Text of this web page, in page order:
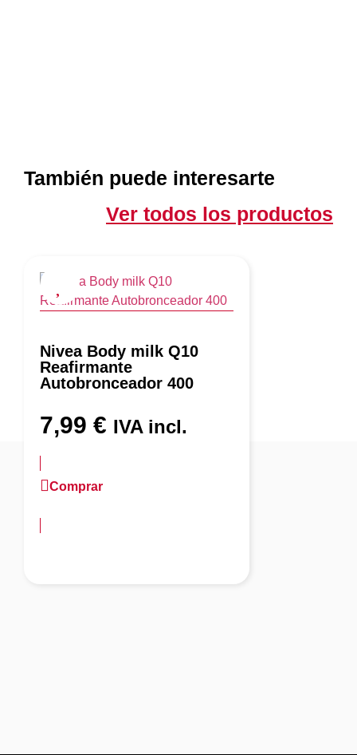
También puede interesarte
Ver todos los productos
Nivea Body milk Q10
Reafirmante
Autobronceador 400
7,99 € IVA incl.
Comprar